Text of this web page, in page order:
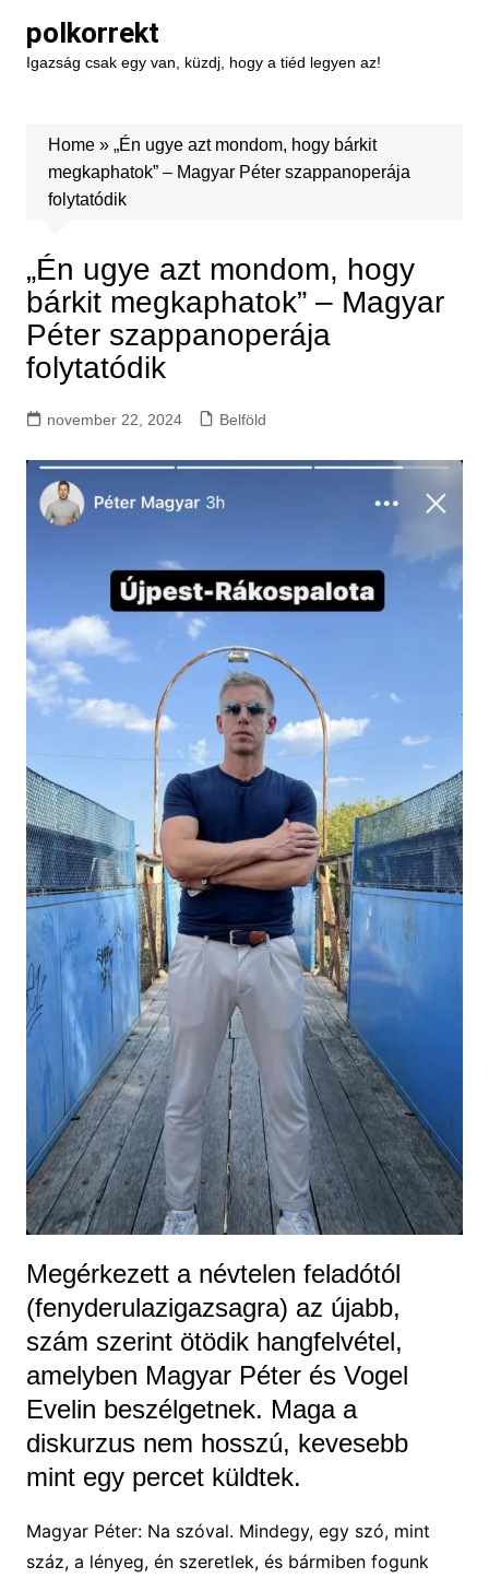
content
polkorrekt
Igazság csak egy van, küzdj, hogy a tiéd legyen az!
Home» „Én ugye azt mondom, hogy bárkit
megkaphatok” – Magyar Péter szappanoperája
folytatódik
„Én ugye azt mondom, hogy
bárkit megkaphatok” – Magyar
Péter szappanoperája
folytatódik
november 22, 2024 Belföld
Megérkezett a névtelen feladótól
(fenyderulazigazsagra) az újabb,
szám szerint ötödik hangfelvétel,
amelyben Magyar Péter és Vogel
Evelin beszélgetnek. Maga a
diskurzus nem hosszú, kevesebb
mint egy percet küldtek.
Magyar Péter: Na szóval. Mindegy, egy szó, mint
száz, a lényeg, én szeretlek, és bármiben fogunk